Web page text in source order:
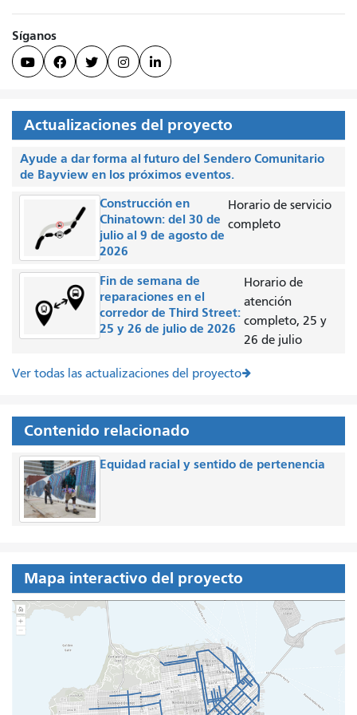
Síganos
    
Actualizaciones del proyecto
Ayude a dar forma al futuro del Sendero Comunitario
de Bayview en los próximos eventos.
Construcción en
Chinatown: del 30 de
julio al 9 de agosto de
2026
Horario de servicio
completo
Fin de semana de
reparaciones en el
corredor de Third Street:
25 y 26 de julio de 2026
Horario de
atención
completo, 25 y
26 de julio
Ver todas las actualizaciones del proyecto
Contenido relacionado
Equidad racial y sentido de pertenencia
Mapa interactivo del proyecto